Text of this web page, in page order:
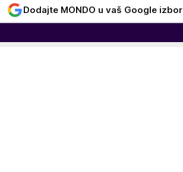
Dodajte MONDO u vaš Google izbor